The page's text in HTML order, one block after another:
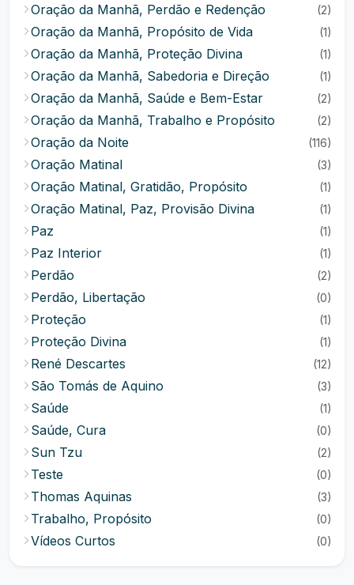
Oração da Manhã, Perdão e Redenção (2)
Oração da Manhã, Propósito de Vida (1)
Oração da Manhã, Proteção Divina (1)
Oração da Manhã, Sabedoria e Direção (1)
Oração da Manhã, Saúde e Bem-Estar (2)
Oração da Manhã, Trabalho e Propósito (2)
Oração da Noite (116)
Oração Matinal (3)
Oração Matinal, Gratidão, Propósito (1)
Oração Matinal, Paz, Provisão Divina (1)
Paz (1)
Paz Interior (1)
Perdão (2)
Perdão, Libertação (0)
Proteção (1)
Proteção Divina (1)
René Descartes (12)
São Tomás de Aquino (3)
Saúde (1)
Saúde, Cura (0)
Sun Tzu (2)
Teste (0)
Thomas Aquinas (3)
Trabalho, Propósito (0)
Vídeos Curtos (0)